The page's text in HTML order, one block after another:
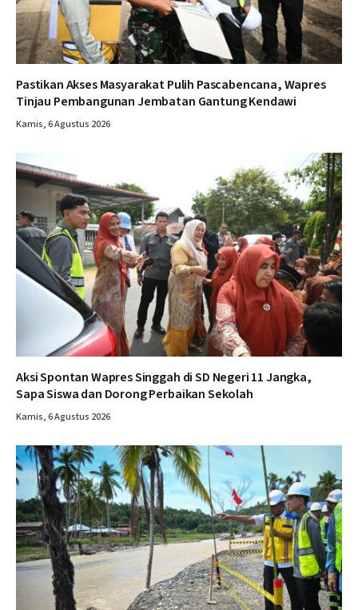
Pastikan Akses Masyarakat Pulih Pascabencana, Wapres
Tinjau Pembangunan Jembatan Gantung Kendawi
Kamis, 6 Agustus 2026
Aksi Spontan Wapres Singgah di SD Negeri 11 Jangka,
Sapa Siswa dan Dorong Perbaikan Sekolah
Kamis, 6 Agustus 2026